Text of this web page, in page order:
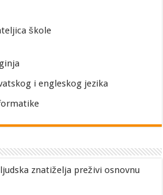
škole
i engleskog jezika
znatiželja preživi osnovnu